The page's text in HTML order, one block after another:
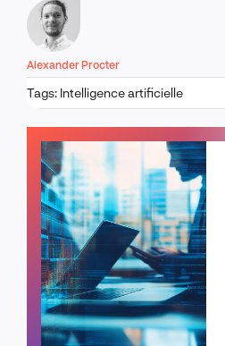
Alexander Procter
Tags: Intelligence artificielle